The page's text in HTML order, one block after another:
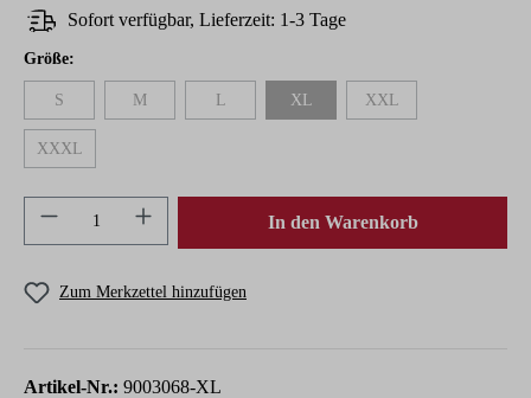
Sofort verfügbar, Lieferzeit: 1-3 Tage
Größeauswählen
:
S(Diese Option ist zurzeit nicht verfügbar.)
M(Diese Option ist zurzeit nicht verfügbar.)
L
(Diese Option ist zurzeit nicht verfügbar.)
XL(Diese Option ist zurzeit nicht verfügbar.)
XXL(Diese Option ist zurzeit
XXXL(Diese Option ist zurzeit nicht verfügbar.)
Produkt Anzahl: Gib den gewünschten Wert
In den Warenkorb
Zum Merkzettel hinzufügen
Artikel-Nr.: 9003068-XL